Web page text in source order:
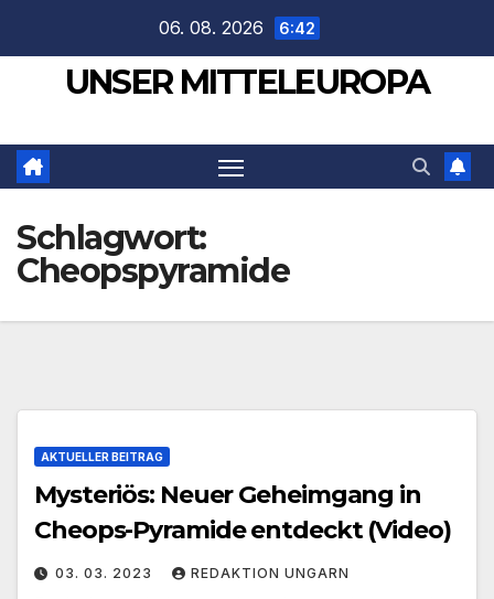
springen
06. 08. 2026 6:42
UNSER MITTELEUROPA
Schlagwort:
Cheopspyramide
AKTUELLER BEITRAG
Mysteriös: Neuer Geheimgang in
Cheops-Pyramide entdeckt (Video)
03. 03. 2023 REDAKTION UNGARN